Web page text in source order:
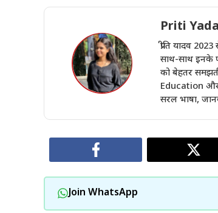
Priti
प्रीति यादव
साथ-साथ इनके
को बेहतर
Education
सरल भाषा,
Join WhatsApp